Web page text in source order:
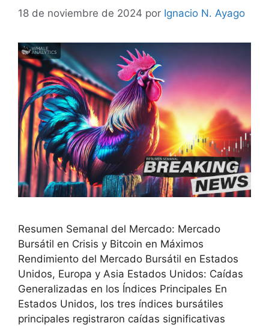
18 de noviembre de 2024 por Ignacio N. Ayago
Resumen Semanal del Mercado: Mercado
Bursátil en Crisis y Bitcoin en Máximos
Rendimiento del Mercado Bursátil en Estados
Unidos, Europa y Asia Estados Unidos: Caídas
Generalizadas en los Índices Principales En
Estados Unidos, los tres índices bursátiles
principales registraron caídas significativas